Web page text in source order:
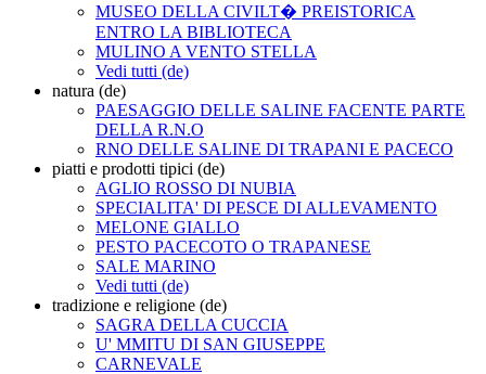
MUSEO DELLA CIVILT� PREISTORICA
ENTRO LA BIBLIOTECA
MULINO A VENTO STELLA
Vedi tutti (de)
natura (de)
PAESAGGIO DELLE SALINE FACENTE PARTE
DELLA R.N.O
RNO DELLE SALINE DI TRAPANI E PACECO
piatti e prodotti tipici (de)
AGLIO ROSSO DI NUBIA
SPECIALITA' DI PESCE DI ALLEVAMENTO
MELONE GIALLO
PESTO PACECOTO O TRAPANESE
SALE MARINO
Vedi tutti (de)
tradizione e religione (de)
SAGRA DELLA CUCCIA
U' MMITU DI SAN GIUSEPPE
CARNEVALE